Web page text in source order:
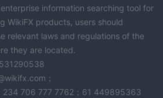
information searching tool for
WikiFX products, users should
relevant laws and regulations of the
they are located.
；
234 706 777 7762；61 449895363